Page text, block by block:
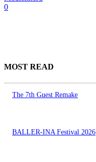
0
MOST READ
The 7th Guest Remake
BALLER-INA Festival 2026